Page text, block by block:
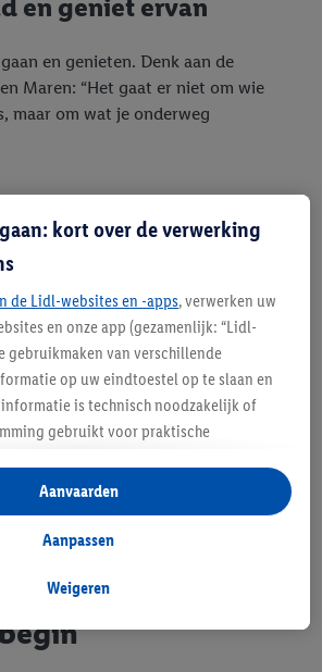
en geniet ervan
en genieten. Denk aan de
Maren: “Het gaat er niet om wie
maar om wat je onderweg
bergtop is nog
kort over de verwerking
de Lidl-websites en -apps, verwerken uw
en onze app (gezamenlijk: “Lidl-
gebruikmaken van verschillende
op uw eindtoestel op te slaan en
is technisch noodzakelijk of
gebruikt voor praktische
de Lidl-diensten aan te bieden. Als u
Plus-programma, worden voor deze
gegevens over uw koopgedrag in de
geeft voor gepersonaliseerde
Lidl Plus-account, kunnen wij en
Weigeren
Aanpassen
Aanvaarden